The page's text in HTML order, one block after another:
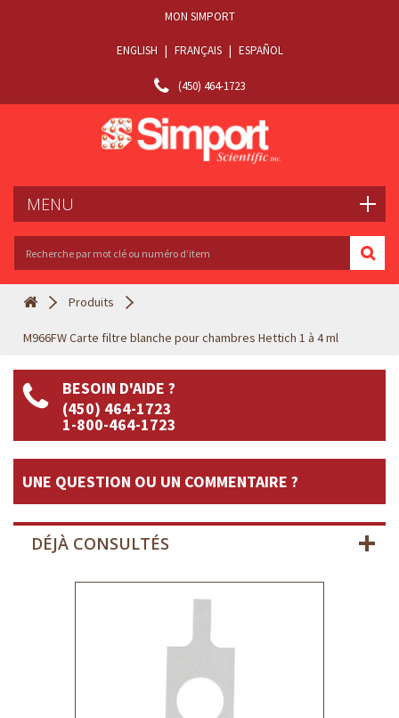
(450) 464-1723
ENGLISH | FRANÇAIS | ESPAÑOL
MON SIMPORT
MENU
Produits
M966FW Carte filtre blanche pour chambres Hettich 1 à 4 ml
BESOIN D'AIDE ?
(450) 464-1723
1-800-464-1723
UNE QUESTION OU UN COMMENTAIRE ?
DÉJÀ CONSULTÉS